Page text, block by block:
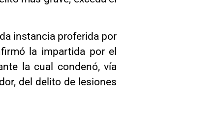
instancia proferida por
la impartida por el
la cual condenó, vía
del delito de lesiones